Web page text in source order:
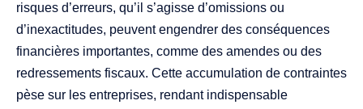
risques d’erreurs, qu’il s’agisse d’omissions ou
d’inexactitudes, peuvent engendrer des conséquences
financières importantes, comme des amendes ou des
redressements fiscaux. Cette accumulation de contraintes
pèse sur les entreprises, rendant indispensable